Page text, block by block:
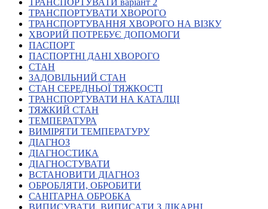
Всеукраїнська Рада перекладачів жестової
мови УТОГ
Всеукраїнська Рада директорів УТОГ
Молодіжні лідери УТОГ
Ветерани УТОГ
Мережа УТОГ
Підприємства УТОГ
Рекорди УТОГ
Видання УТОГ
Звіти
Посилання сторінок УТОГ
Контакти
Навчальні програми
Дошкільна освіта
Загальна освіта
Для абітурієнтів
Уроки
ТРАНСПОРТУВАТИ варіант 2
ТРАНСПОРТУВАТИ ХВОРОГО
ТРАНСПОРТУВАННЯ ХВОРОГО НА ВІЗКУ
ХВОРИЙ ПОТРЕБУЄ ДОПОМОГИ
ПАСПОРТ
ПАСПОРТНІ ДАНІ ХВОРОГО
СТАН
ЗАДОВІЛЬНИЙ СТАН
СТАН СЕРЕДНЬОЇ ТЯЖКОСТІ
ТРАНСПОРТУВАТИ НА КАТАЛЦІ
ТЯЖКИЙ СТАН
ТЕМПЕРАТУРА
ВИМІРЯТИ ТЕМПЕРАТУРУ
ДІАГНОЗ
ДІАГНОСТИКА
ДІАГНОСТУВАТИ
ВСТАНОВИТИ ДІАГНОЗ
ОБРОБЛЯТИ, ОБРОБИТИ
САНІТАРНА ОБРОБКА
ВИПИСУВАТИ, ВИПИСАТИ З ЛІКАРНІ